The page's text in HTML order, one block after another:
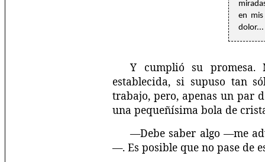
en
dolor...
Y cumplió su
establecida, si supuso tan
trabajo, pero, apenas un par
una pequeñísima bola de
—Debe saber algo —me
—. Es posible que no pase de